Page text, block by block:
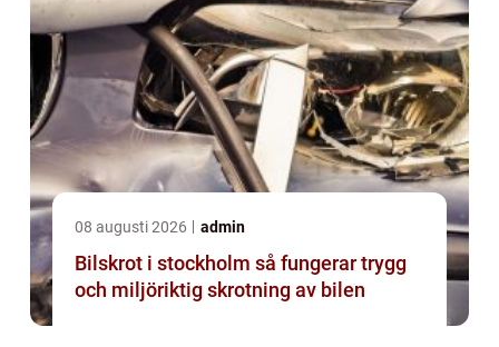
08 augusti 2026 admin
Bilskrot i stockholm så fungerar trygg
och miljöriktig skrotning av bilen